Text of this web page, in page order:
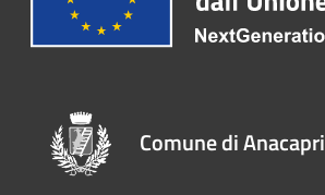
Comune di Anacapri